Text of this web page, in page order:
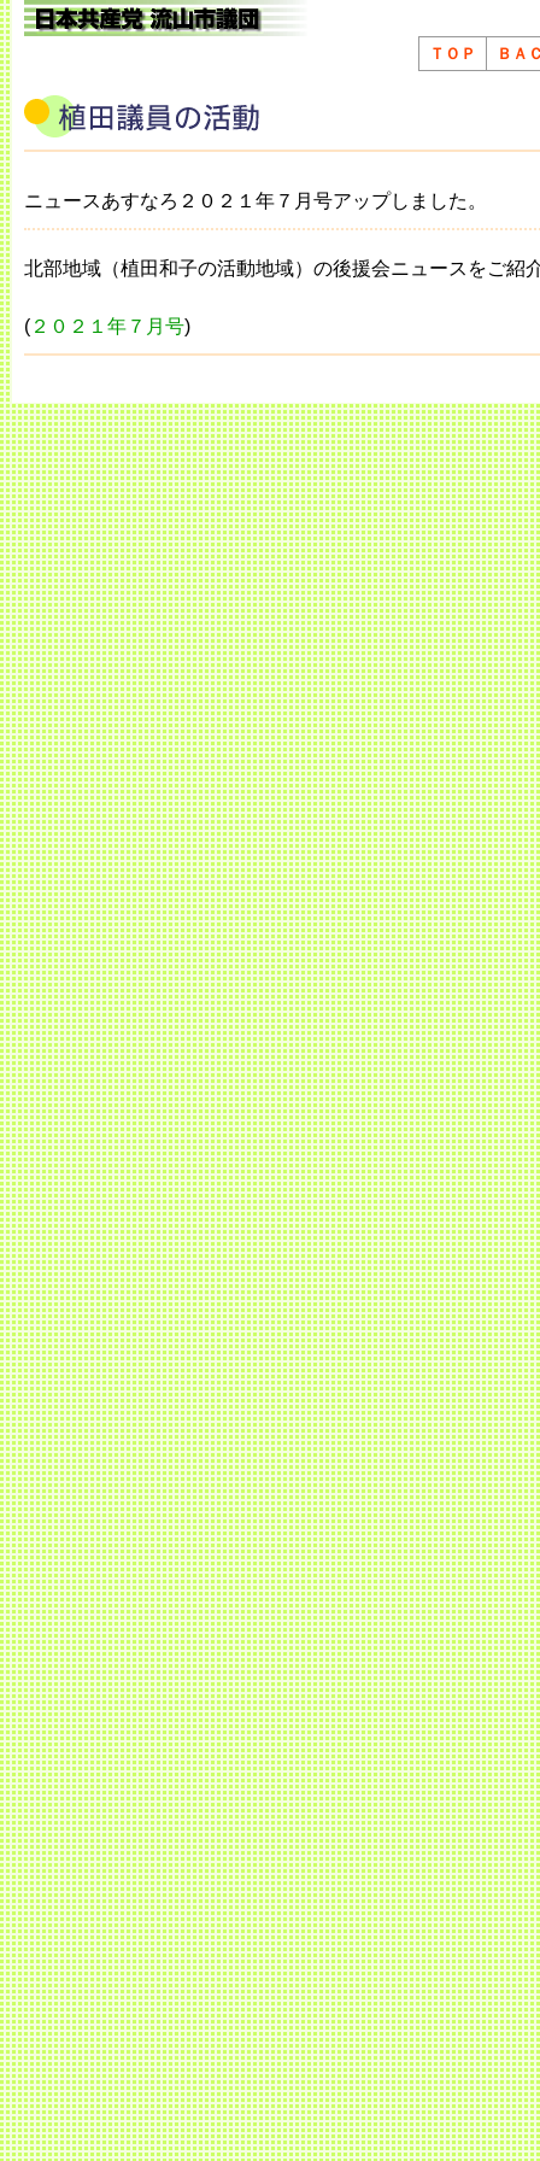
ＴＯＰ ＢＡ
ニュースあすなろ２０２１年７月号アップしました。
北部地域（植田和子の活動地域）の後援会ニュースをご紹
( ２０２１年７月号)